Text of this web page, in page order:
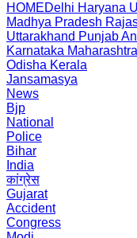
HOMEDelhi Haryana
Madhya Pradesh
Uttarakhand Punjab
Karnataka Maharashtra
Odisha Kerala
Jansamasya
News
Bjp
National
Police
Bihar
India
कांग्रेस
Gujarat
Accident
Congress